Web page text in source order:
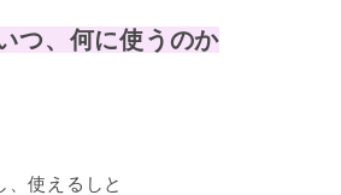
つ、何に使うのか
、使えるしと